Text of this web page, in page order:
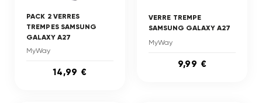
PACK 2 VERRES
TREMPES SAMSUNG
GALAXY A27
MyWay
14,99 €
VERRE TREMPE
SAMSUNG GALAXY A27
MyWay
9,99 €